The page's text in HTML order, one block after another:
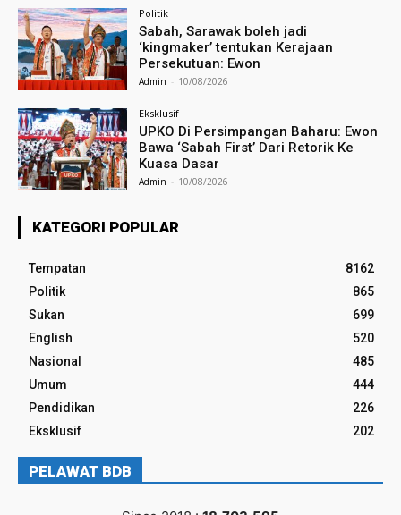
Politik
Sabah, Sarawak boleh jadi
‘kingmaker’ tentukan Kerajaan
Persekutuan: Ewon
Admin - 10/08/2026
Eksklusif
UPKO Di Persimpangan Baharu: Ewon
Bawa ‘Sabah First’ Dari Retorik Ke
Kuasa Dasar
Admin - 10/08/2026
KATEGORI POPULAR
Tempatan
8162
Politik
865
Sukan
699
English
520
Nasional
485
Umum
444
Pendidikan
226
Eksklusif
202
PELAWAT BDB